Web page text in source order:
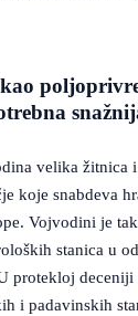
velika žitnica i
koje snabdeva
Vojvodini je
stanica u
protekloj deceniji
i padavinskih